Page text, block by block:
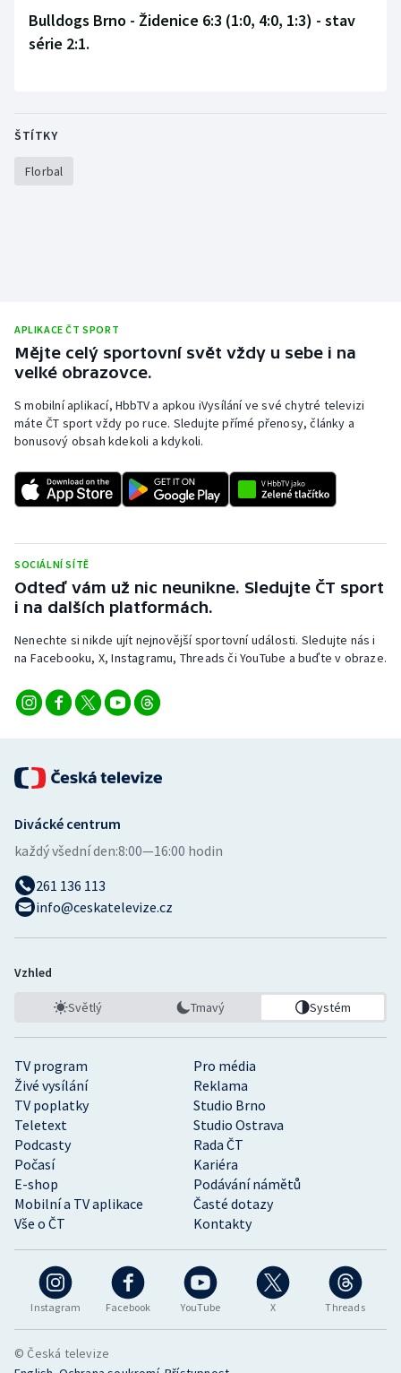
Bulldogs Brno - Židenice 6:3 (1:0, 4:0, 1:3) - stav
série 2:1.
ŠTÍTKY
Florbal
APLIKACE ČT SPORT
Mějte celý sportovní svět vždy u sebe i na
velké obrazovce.
S mobilní aplikací, HbbTV a apkou iVysílání ve své chytré televizi
máte ČT sport vždy po ruce. Sledujte přímé přenosy, články a
bonusový obsah kdekoli a kdykoli.
SOCIÁLNÍ SÍTĚ
Odteď vám už nic neunikne. Sledujte ČT sport
i na dalších platformách.
Nenechte si nikde ujít nejnovější sportovní události. Sledujte nás i
na Facebooku, X, Instagramu, Threads či YouTube a buďte v obraze.
Instagram Facebook YouTube X Threads
TV program
Pro média
Živé vysílání
Reklama
TV poplatky
Studio Brno
Teletext
Studio Ostrava
Podcasty
Rada ČT
Počasí
Kariéra
E-shop
Podávání námětů
Mobilní a TV aplikace
Časté dotazy
Vše o ČT
Kontakty
Divácké centrum
každý všední den:8:00—16:00 hodin
261 136 113
info@ceskatelevize.cz
Vzhled
Světlý Tmavý Systém
© Česká televize